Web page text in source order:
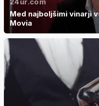
Med najboljšimi vinarji
Movia